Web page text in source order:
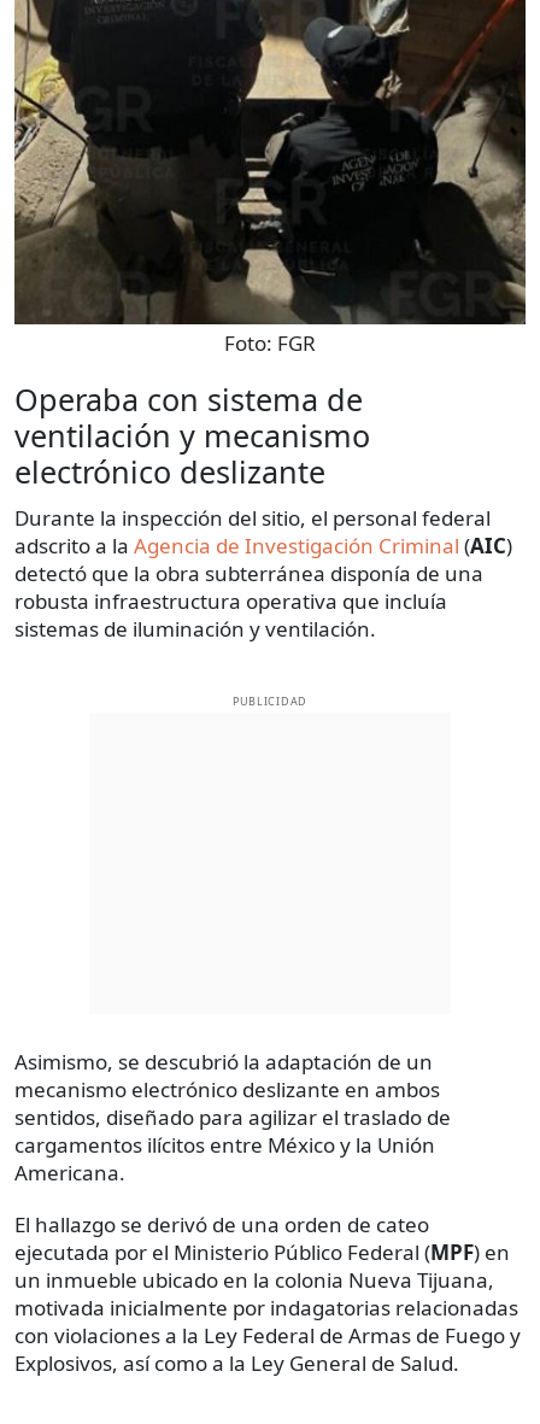
Foto: FGR
Operaba con sistema de
ventilación y mecanismo
electrónico deslizante
Durante la inspección del sitio, el personal federal
adscrito a la Agencia de Investigación Criminal (AIC)
detectó que la obra subterránea disponía de una
robusta infraestructura operativa que incluía
sistemas de iluminación y ventilación.
PUBLICIDAD
Asimismo, se descubrió la adaptación de un
mecanismo electrónico deslizante en ambos
sentidos, diseñado para agilizar el traslado de
cargamentos ilícitos entre México y la Unión
Americana.
El hallazgo se derivó de una orden de cateo
ejecutada por el Ministerio Público Federal (MPF) en
un inmueble ubicado en la colonia Nueva Tijuana,
motivada inicialmente por indagatorias relacionadas
con violaciones a la Ley Federal de Armas de Fuego y
Explosivos, así como a la Ley General de Salud.